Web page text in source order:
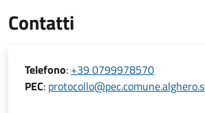
Contatti
Telefono: +39 0799978570
PEC: